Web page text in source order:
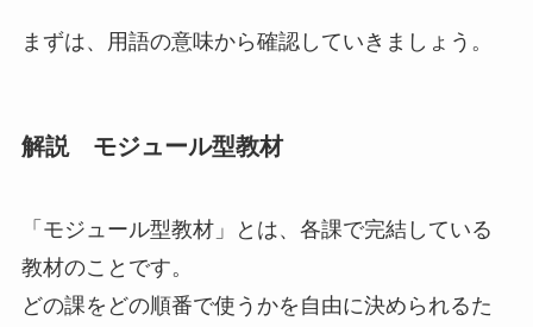
まずは、用語の意味から確認していきましょう。
解説 モジュール型教材
「モジュール型教材」 とは、 各課で完結している
教材のことです。
どの課をどの順番で使うかを自由に決められるた